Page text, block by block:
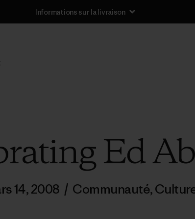
Informations sur la livraison
Ed
14, 2008 / Communauté,